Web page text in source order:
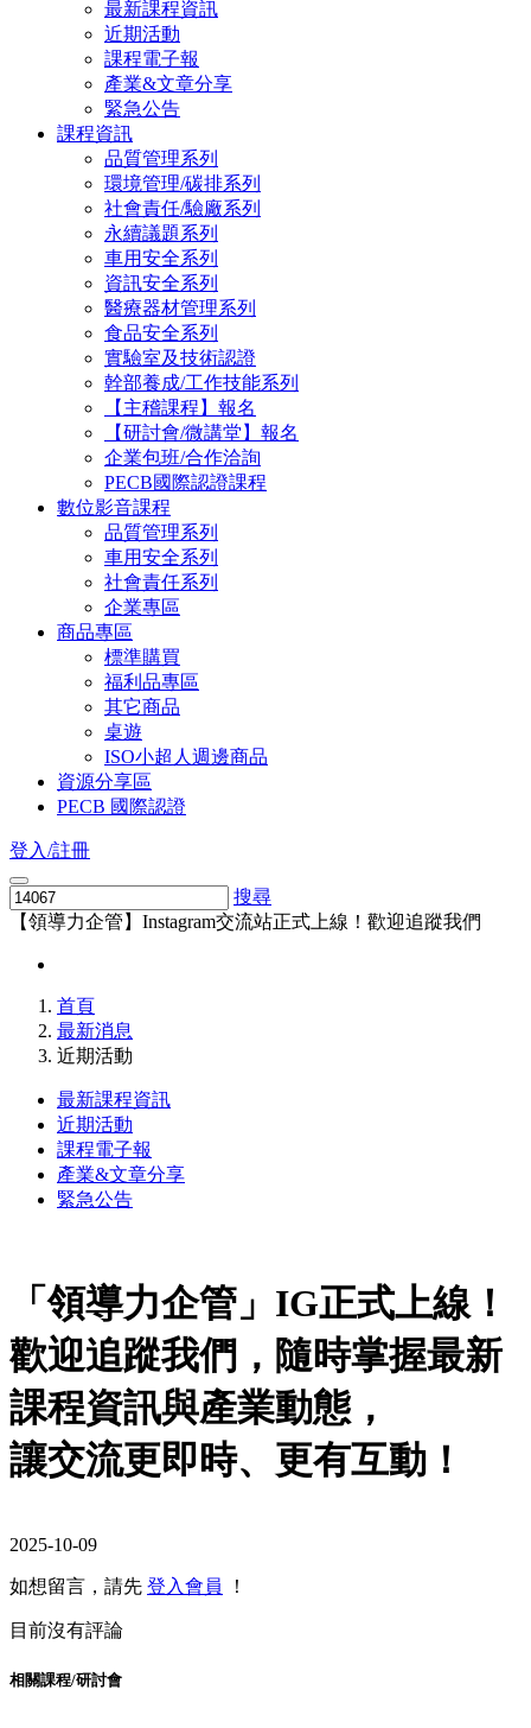
最新課程資訊
近期活動
課程電子報
產業&文章分享
緊急公告
課程資訊
品質管理系列
環境管理/碳排系列
社會責任/驗廠系列
永續議題系列
車用安全系列
資訊安全系列
醫療器材管理系列
食品安全系列
實驗室及技術認證
幹部養成/工作技能系列
【主稽課程】報名
【研討會/微講堂】報名
企業包班/合作洽詢
PECB國際認證課程
數位影音課程
品質管理系列
車用安全系列
社會責任系列
企業專區
商品專區
標準購買
福利品專區
其它商品
桌遊
ISO小超人週邊商品
資源分享區
PECB 國際認證
登入/註冊
搜尋
【領導力企管】Instagram交流站正式上線！歡迎追蹤我們
首頁
最新消息
近期活動
最新課程資訊
近期活動
課程電子報
產業&文章分享
緊急公告
「領導力企管」IG正式上線！
歡迎追蹤我們，隨時掌握最新
課程資訊與產業動態，
讓交流更即時、更有互動！
2025-10-09
如想留言，請先 登入會員 ！
目前沒有評論
相關課程/研討會